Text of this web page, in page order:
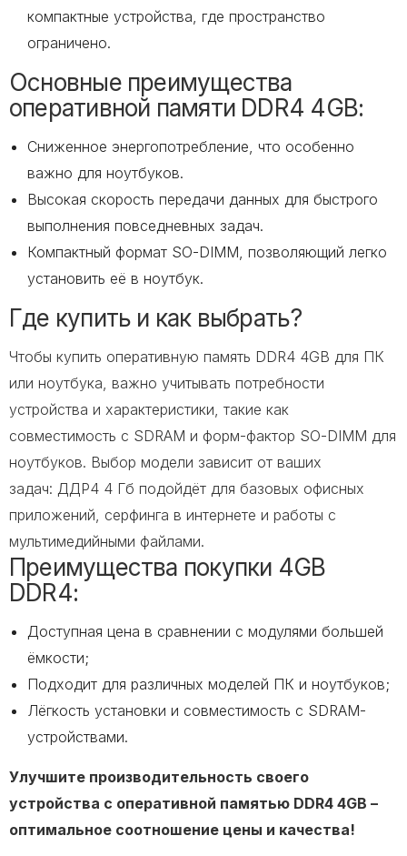
компактные устройства, где пространство
ограничено.
Основные преимущества
оперативной памяти DDR4 4GB:
Сниженное энергопотребление, что особенно
важно для ноутбуков.
Высокая скорость передачи данных для быстрого
выполнения повседневных задач.
Компактный формат SO-DIMM, позволяющий легко
установить её в ноутбук.
Где купить и как выбрать?
Чтобы купить оперативную память DDR4 4GB для ПК
или ноутбука, важно учитывать потребности
устройства и характеристики, такие как
совместимость с SDRAM и форм-фактор SO-DIMM для
ноутбуков. Выбор модели зависит от ваших
задач: ДДР4 4 Гб подойдёт для базовых офисных
приложений, серфинга в интернете и работы с
мультимедийными файлами.
Преимущества покупки 4GB
DDR4:
Доступная цена в сравнении с модулями большей
ёмкости;
Подходит для различных моделей ПК и ноутбуков;
Лёгкость установки и совместимость с SDRAM-
устройствами.
Улучшите производительность своего
устройства с оперативной памятью DDR4 4GB –
оптимальное соотношение цены и качества!